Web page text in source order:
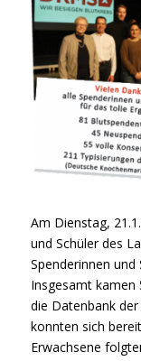
Am Dienstag,
und Schüler des
Spenderinnen
Insgesamt kamen
die Datenbank
konnten sich
Erwachsene